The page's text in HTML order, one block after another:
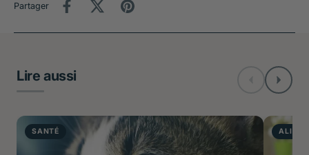
Partager
Lire aussi
SANTÉ